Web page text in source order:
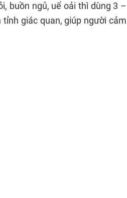
buồn ngủ, uể oải thì dùng 3 –
giác quan, giúp người cảm